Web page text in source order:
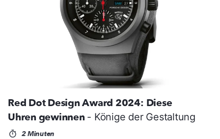
Red Dot Design Award 2024: Diese
Uhren gewinnen - Könige der Gestaltung
2 Minuten